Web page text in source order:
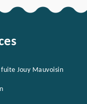
Jouy Mauvoisin